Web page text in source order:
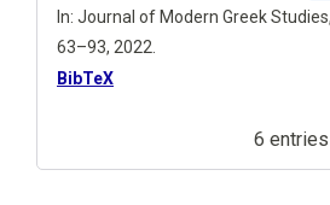
In: Journal of Modern Greek Studies,
63–93, 2022
BibTeX
6 entries